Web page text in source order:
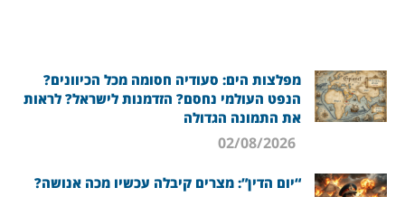
מפלצות הים: סעודיה חסומה מכל הכיוונים?
הנפט העולמי נחסם? הזדמנות לישראל? לראות
את התמונה הגדולה
“יום הדין”: מצרים קיבלה עכשיו מכה אנושה?